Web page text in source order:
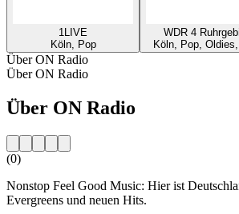
1LIVE
Köln, Pop
WDR 4
Köln, Pop,
Über ON Radio
Über ON Radio
Über ON Radio
(0)
Nonstop Feel Good Music: Hier ist
Evergreens und neuen Hits.